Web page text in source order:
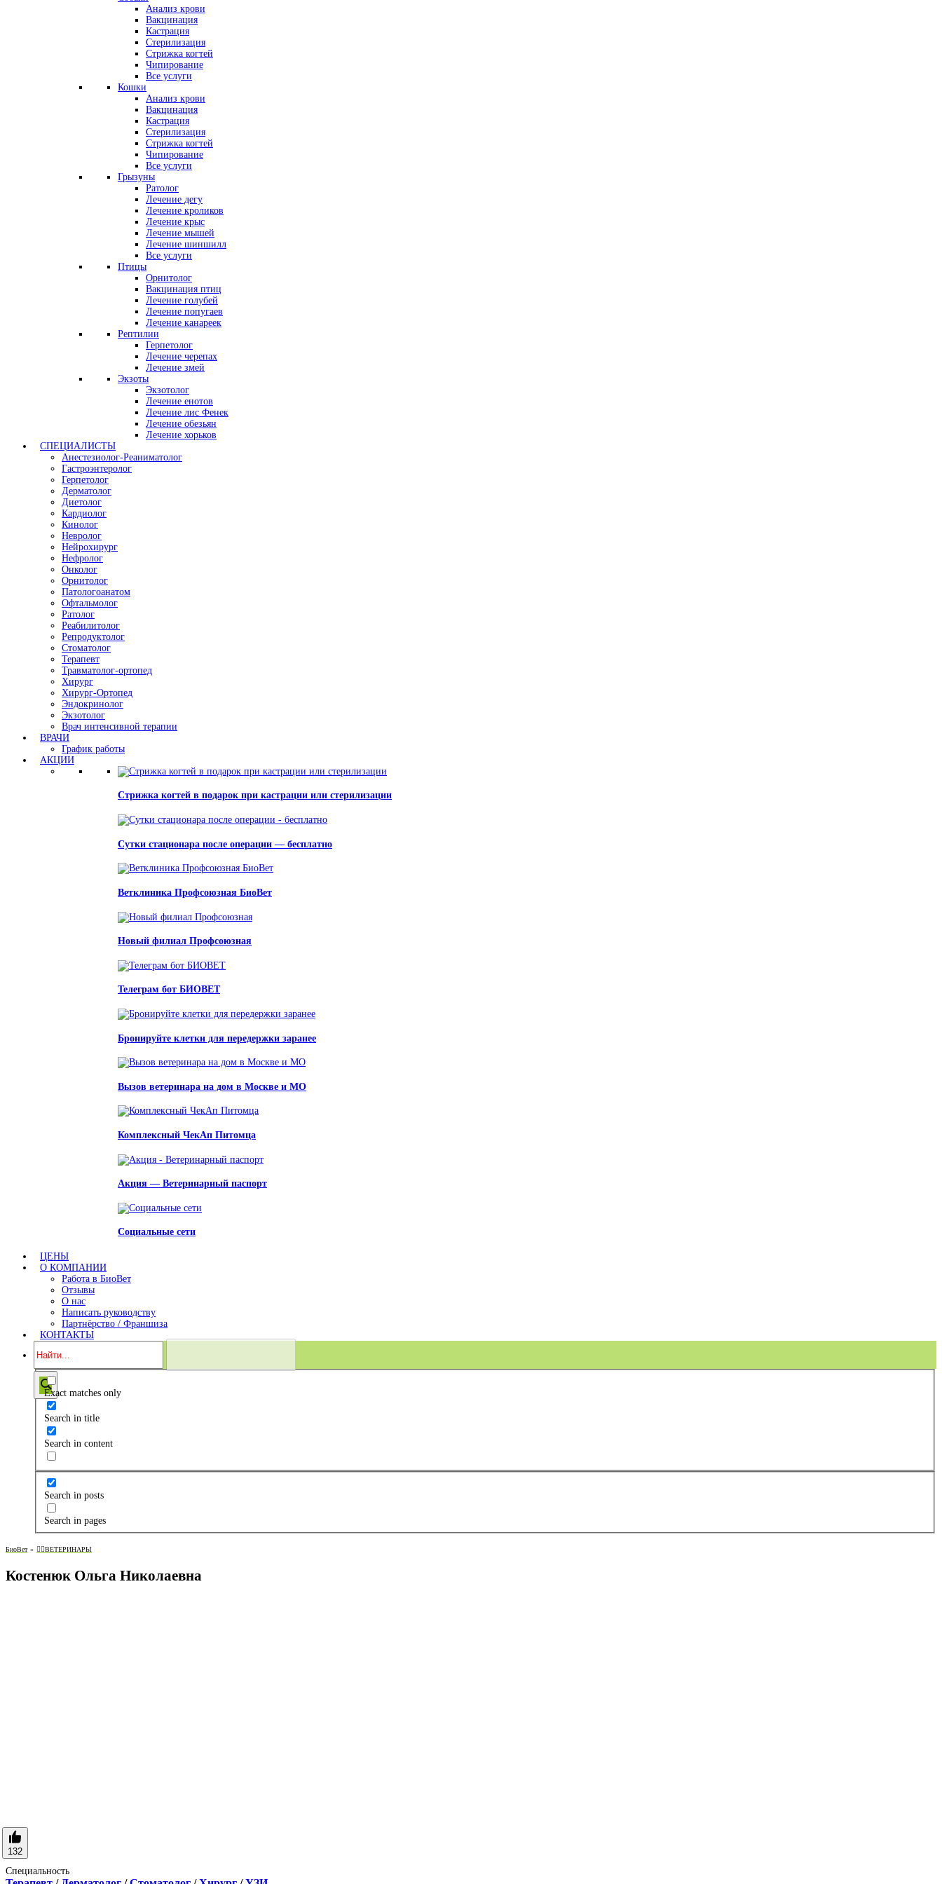
Анализ крови
Вакцинация
Кастрация
Стерилизация
Стрижка когтей
Чипирование
Все услуги
Кошки
Анализ крови
Вакцинация
Кастрация
Стерилизация
Стрижка когтей
Чипирование
Все услуги
Грызуны
Ратолог
Лечение дегу
Лечение кроликов
Лечение крыс
Лечение мышей
Лечение шиншилл
Все услуги
Птицы
Орнитолог
Вакцинация птиц
Лечение голубей
Лечение попугаев
Лечение канареек
Рептилии
Герпетолог
Лечение черепах
Лечение змей
Экзоты
Экзотолог
Лечение енотов
Лечение лис Фенек
Лечение обезьян
Лечение хорьков
СПЕЦИАЛИСТЫ
Анестезиолог-Реаниматолог
Гастроэнтеролог
Герпетолог
Дерматолог
Диетолог
Кардиолог
Кинолог
Невролог
Нейрохирург
Нефролог
Онколог
Орнитолог
Патологоанатом
Офтальмолог
Ратолог
Реабилитолог
Репродуктолог
Стоматолог
Терапевт
Травматолог-ортопед
Хирург
Хирург-Ортопед
Эндокринолог
Экзотолог
Врач интенсивной терапии
ВРАЧИ
График работы
АКЦИИ
Стрижка когтей в подарок при кастрации или стерилизации
Сутки стационара после операции — бесплатно
Ветклиника Профсоюзная БиоВет
Новый филиал Профсоюзная
Телеграм бот БИОВЕТ
Бронируйте клетки для передержки заранее
Вызов ветеринара на дом в Москве и МО
Комплексный ЧекАп Питомца
Акция — Ветеринарный паспорт
Социальные сети
ЦЕНЫ
О КОМПАНИИ
Работа в БиоВет
Отзывы
О нас
Написать руководству
Партнёрство / Франшиза
КОНТАКТЫ
Exact matches only
Search in title
Search in content
Search in posts
Search in pages
БиоВет » 👨‍⚕️ВЕТЕРИНАРЫ
Костенюк Ольга Николаевна
132
Специальность